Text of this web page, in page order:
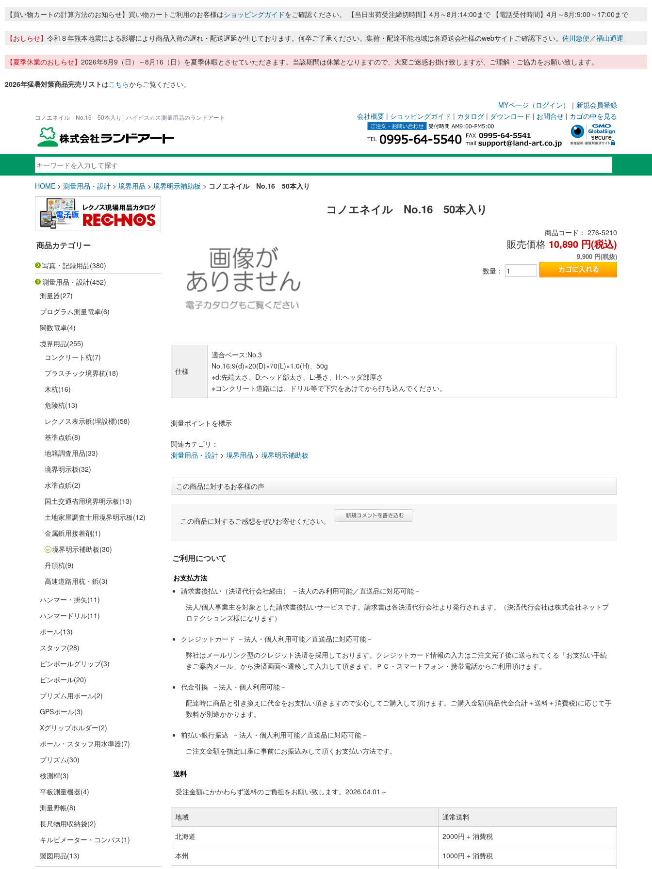
【買い物カートの計算方法のお知らせ】買い物カートご利用のお客様はショッピングガイドをご確認ください。 【当日出荷受注締切時間】4月～8月:14:00まで 【電話受付時間】4月～8月:9:00～17:00まで
【おしらせ】 令和８年熊本地震による影響により商品入荷の遅れ・配送遅延が生じております。何卒ご了承ください。集荷・配達不能地域は各運送会社様のwebサイトご確認下さい。 佐川急便／福山通運
【夏季休業のおしらせ】 2026年8月9（日）～8月16（日）を夏季休暇とさせていただきます。当該期間は休業となりますので、大変ご迷惑お掛け致しますが、ご理解・ご協力をお願い致します。
2026年猛暑対策商品完売リストはこちらからご覧ください。
MYページ（ログイン） ｜ 新規会員登録
コノエネイル No.16 50本入り | ハイビスカス測量用品のランドアート 会社概要 | ショッピングガイド | カタログ | ダウンロード | お問合せ | カゴの中を見る
HOME > 測量用品・設計 > 境界用品 > 境界明示補助板 > コノエネイル No.16 50本入り
商品カテゴリー
写真・記録用品(380)
測量用品・設計(452)
測量器(27)
プログラム測量電卓(6)
関数電卓(4)
境界用品(255)
コンクリート杭(7)
プラスチック境界杭(18)
木杭(16)
危険杭(13)
レクノス表示鋲(埋設標)(58)
基準点鋲(8)
地籍調査用品(33)
境界明示板(32)
水準点鋲(2)
国土交通省用境界明示板(13)
土地家屋調査士用境界明示板(12)
金属鋲用接着剤(1)
境界明示補助板(30)
丹頂杭(9)
高速道路用杭・鋲(3)
ハンマー・掛矢(11)
ハンマードリル(11)
ポール(13)
スタッフ(28)
ピンポールグリップ(3)
ピンポール(20)
プリズム用ポール(2)
GPSポール(3)
Xグリップホルダー(2)
ポール・スタッフ用水準器(7)
プリズム(30)
検測桿(3)
平板測量機器(4)
測量野帳(8)
長尺物用収納袋(2)
キルビメーター・コンパス(1)
製図用品(13)
コノエネイル No.16 50本入り
商品コード： 276-5210
販売価格 10,890 円(税込)
9,900 円(税抜)
数量：
仕様
適合ベース:No.3
No.16:9(d)×20(D)×70(L)×1.0(H)、50g
※d:先端太さ、D:ヘッド部太さ、L:長さ、H:ヘッダ部厚さ
※コンクリート道路には、ドリル等で下穴をあけてから打ち込んでください。
測量ポイントを標示
関連カテゴリ：
測量用品・設計 > 境界用品 > 境界明示補助板
この商品に対するお客様の声
この商品に対するご感想をぜひお寄せください。
ご利用について
お支払方法
請求書後払い（決済代行会社経由） －法人のみ利用可能／直送品に対応可能－
法人/個人事業主を対象とした請求書後払いサービスです。請求書は各決済代行会社より発行されます。（決済代行会社は株式会社ネットプ
ロテクションズ様になります）
クレジットカード －法人・個人利用可能／直送品に対応可能－
弊社はメールリンク型のクレジット決済を採用しております。クレジットカード情報の入力はご注文完了後に送られてくる「お支払い手続
きご案内メール」から決済画面へ遷移して入力して頂きます。ＰＣ・スマートフォン・携帯電話からご利用頂けます。
代金引換 －法人・個人利用可能－
配達時に商品と引き換えに代金をお支払い頂きますので安心してご購入して頂けます。ご購入金額(商品代金合計＋送料＋消費税)に応じて手
数料が別途かかります。
前払い銀行振込 －法人・個人利用可能／直送品に対応可能－
ご注文金額を指定口座に事前にお振込みして頂くお支払い方法です。
送料
受注金額にかかわらず送料のご負担をお願い致します。2026.04.01～
地域
通常送料
北海道
2000円 + 消費税
本州
1000円 + 消費税